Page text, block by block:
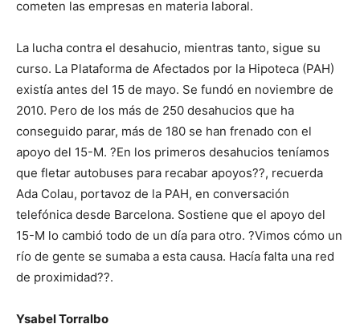
cometen las empresas en materia laboral.
La lucha contra el desahucio, mientras tanto, sigue su
curso. La Plataforma de Afectados por la Hipoteca (PAH)
existía antes del 15 de mayo. Se fundó en noviembre de
2010. Pero de los más de 250 desahucios que ha
conseguido parar, más de 180 se han frenado con el
apoyo del 15-M. ?En los primeros desahucios teníamos
que fletar autobuses para recabar apoyos??, recuerda
Ada Colau, portavoz de la PAH, en conversación
telefónica desde Barcelona. Sostiene que el apoyo del
15-M lo cambió todo de un día para otro. ?Vimos cómo un
río de gente se sumaba a esta causa. Hacía falta una red
de proximidad??.
Ysabel Torralbo